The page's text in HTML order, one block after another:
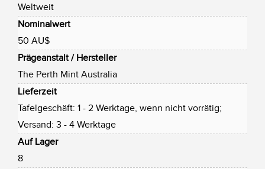
Weltweit
Nominalwert
50 AU$
Prägeanstalt / Hersteller
The Perth Mint Australia
Lieferzeit
Tafelgeschäft: 1 - 2 Werktage, wenn nicht vorrätig;
Versand: 3 - 4 Werktage
Auf Lager
8